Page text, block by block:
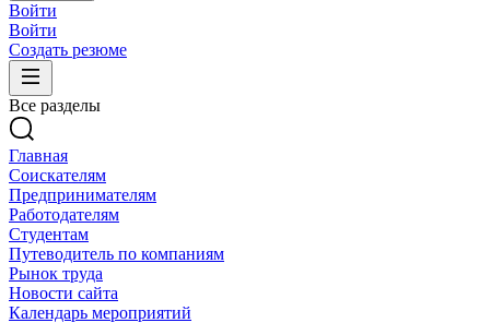
Войти
Войти
Создать резюме
Все разделы
Главная
Соискателям
Предпринимателям
Работодателям
Студентам
Путеводитель по компаниям
Рынок труда
Новости сайта
Календарь мероприятий